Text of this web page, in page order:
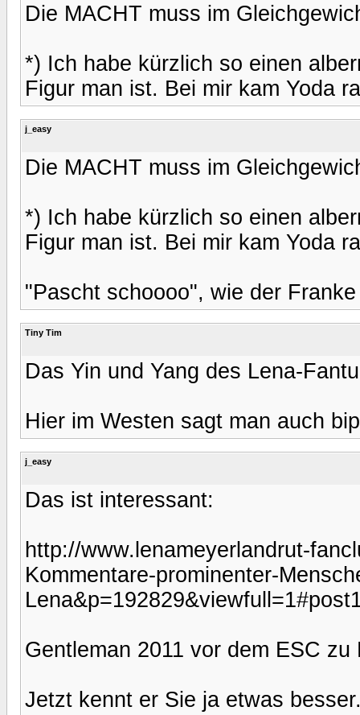
Die MACHT muss im
*) Ich habe kürzlich so einen
Figur man ist. Bei mir kam Yoda
j_easy
Die MACHT muss im
*) Ich habe kürzlich so einen
Figur man ist. Bei mir kam Yoda
"Pascht schoooo", wie der
Tiny Tim
Das Yin und Yang des Lena-
Hier im Westen sagt man auch
j_easy
Das ist interessant:
http://www.lenameyerlandrut-
Kommentare-prominenter-
Gentleman 2011 vor dem ESC
Jetzt kennt er Sie ja etwas